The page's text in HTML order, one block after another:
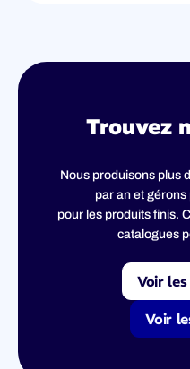
Trouvez
Nous produisons plus
par an et gérons
pour les produits finis.
catalogues
Voir
Voir